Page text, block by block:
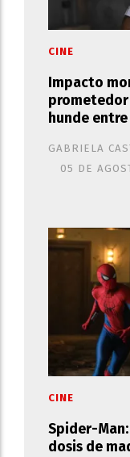
Impacto
prometedor
hunde
GABRIELA
CINE
05 DE
Spider-
dosis de
CINE